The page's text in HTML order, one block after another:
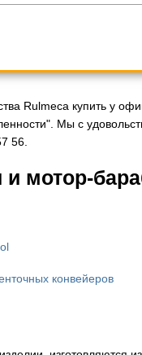
Rulmeca купить у
Мы с
56.
и мотор-
конвейеров